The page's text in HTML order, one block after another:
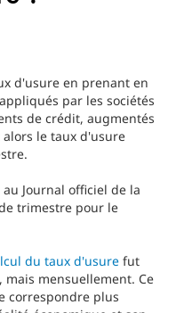
d'usure en prenant en
par les sociétés
de crédit, augmentés
alors le taux d'usure
Journal officiel de la
trimestre pour le
du taux d'usure fut
mensuellement. Ce
correspondre plus